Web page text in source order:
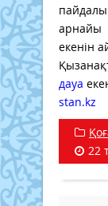
арнайы
екенін
дауа
stan.kz
22